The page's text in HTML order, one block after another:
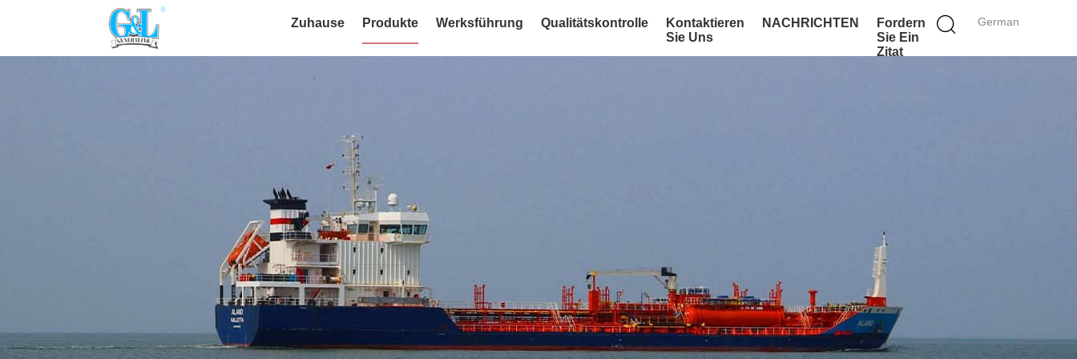
German
Zuhause Produkte Werksführung Qualitätskontrolle
Kontaktieren
Sie Uns
NACHRICHTEN
Fordern
Sie Ein
Zitat